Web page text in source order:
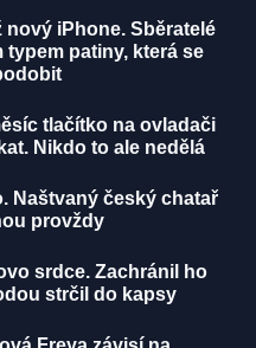
iPhone. Sběratelé
typem patiny, která se
tlačítko na ovladači
Nikdo to ale nedělá
Naštvaný český chatař
provždy
srdce. Zachránil ho
strčil do kapsy